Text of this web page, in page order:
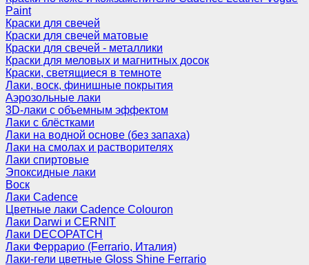
Paint
Краски для свечей
Краски для свечей матовые
Краски для свечей - металлики
Краски для меловых и магнитных досок
Краски, светящиеся в темноте
Лаки, воск, финишные покрытия
Аэрозольные лаки
3D-лаки с объемным эффектом
Лаки с блёстками
Лаки на водной основе (без запаха)
Лаки на смолах и растворителях
Лаки спиртовые
Эпоксидные лаки
Воск
Лаки Cadence
Цветные лаки Cadence Colouron
Лаки Darwi и CERNIT
Лаки DECOPATCH
Лаки Феррарио (Ferrario, Италия)
Лаки-гели цветные Gloss Shine Ferrario